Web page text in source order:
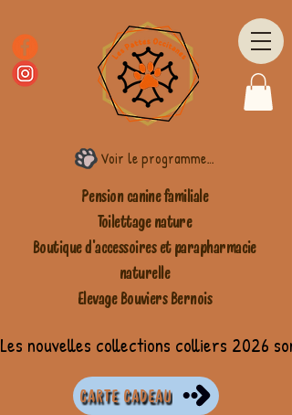
Voir le programme fidélité
Pension canine familiale
Toilettage nature
Boutique d'accessoires et parapharmacie
naturelle
Elevage Bouviers Bernois
Les nouvelles collections colliers 2026
CARTE CADEAU